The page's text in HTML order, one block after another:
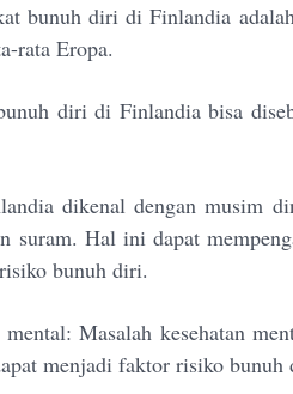
bunuh diri di Finlandia
rata Eropa.
diri di Finlandia bisa
dikenal dengan musim
suram. Hal ini dapat
bunuh diri.
Masalah kesehatan
menjadi faktor risiko bunuh